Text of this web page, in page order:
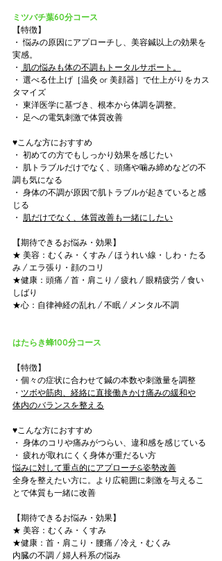
ミツバチ葉60分コース
【特徴】
・ 悩みの原因にアプローチし、美容鍼以上の効果を
実感。
・ 肌の悩みも体の不調もトータルサポート。
・ 選べる仕上げ［温灸 or 美顔器］で仕上がりをカス
タマイズ
・ 東洋医学に基づき、根本から体調を調整。
・ 足への電気刺激で体質改善
♥こんな方におすすめ
・ 初めての方でもしっかり効果を感じたい
・ 肌トラブルだけでなく、頭痛や噛み締めなどの不
調も気になる
・ 身体の不調が原因で肌トラブルが起きていると感
じる
・ 肌だけでなく、体質改善も一緒にしたい
【期待できるお悩み・効果】
★ 美容：むくみ・くすみ / ほうれい線・しわ・たる
み / エラ張り・顔のコリ
★健康：頭痛 / 首・肩こり / 疲れ / 眼精疲労 / 食い
しばり
★心：自律神経の乱れ / 不眠 / メンタル不調
はたらき蜂100分コース
【特徴】
・個々の症状に合わせて鍼の本数や刺激量を調整
・ ツボや筋肉、経絡に直接働きかけ痛みの緩和や
体内のバランスを整える
♥こんな方におすすめ
・ 身体のコリや痛みがつらい、違和感を感じている
・ 疲れが取れにくく身体が重だるい方
悩みに対して重点的にアプローチ&姿勢改善
全身を整えたい方に。より広範囲に刺激を与えるこ
とで体質も一緒に改善
【期待できるお悩み・効果】
★ 美容：むくみ・くすみ
★健康：首・肩こり・腰痛 / 冷え・むくみ
内臓の不調 / 婦人科系の悩み